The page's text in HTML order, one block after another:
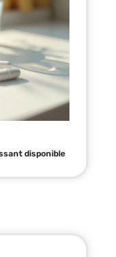
disponible